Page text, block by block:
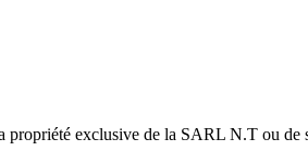
exclusive de la SARL N.T ou de